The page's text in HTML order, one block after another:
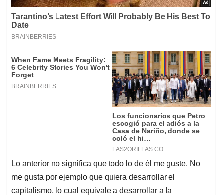
Lo anterior no significa que todo lo de él me guste. No
me gusta por ejemplo que quiera desarrollar el
capitalismo, lo cual equivale a desarrollar a la